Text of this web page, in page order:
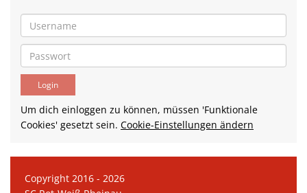
Um dich einloggen zu können, müssen 'Funktionale
Cookies' gesetzt sein. Cookie-Einstellungen ändern
Copyright 2016 - 2026